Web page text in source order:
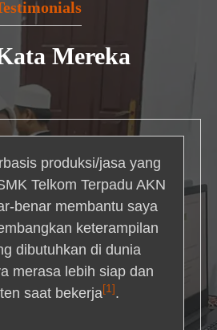
Mereka
produksi/jasa yang
Telkom Terpadu AKN
benar membantu saya
keterampilan
dibutuhkan di dunia
merasa lebih siap dan
saat bekerja[1] .